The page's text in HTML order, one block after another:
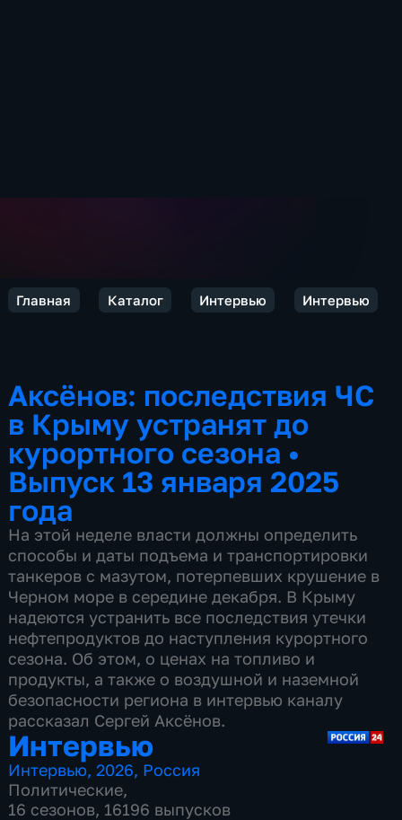
Главная Каталог Интервью Интервью
Аксёнов: последствия ЧС
в Крыму устранят до
курортного сезона •
Выпуск 13 января 2025
года
На этой неделе власти должны определить
способы и даты подъема и транспортировки
танкеров с мазутом, потерпевших крушение в
Черном море в середине декабря. В Крыму
надеются устранить все последствия утечки
нефтепродуктов до наступления курортного
сезона. Об этом, о ценах на топливо и
продукты, а также о воздушной и наземной
безопасности региона в интервью каналу
рассказал Сергей Аксёнов.
Интервью
Интервью,2026, Россия
Политические,
16 сезонов, 16196 выпусков